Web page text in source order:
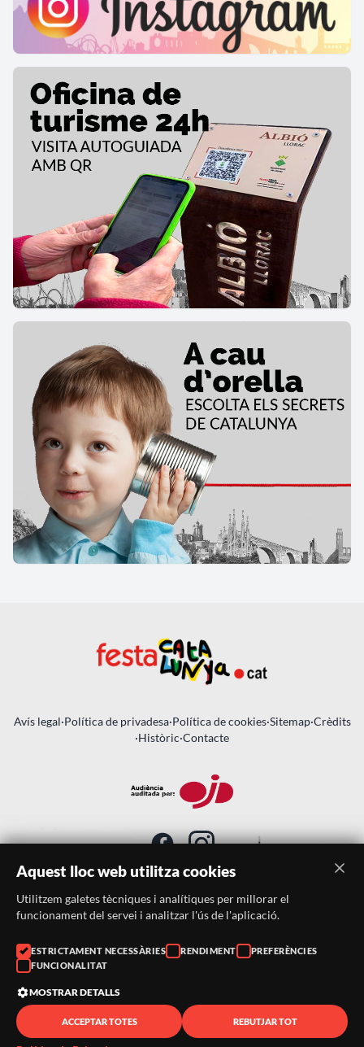
Avís legal·Política de privadesa·Política de cookies·Sitemap·Crèdits
·Històric·Contacte
SUBSCRIU-TE AL BUTLLETÍ
Telèfon:
938046359
Correu:
© 2026 ·FestaCatalunya
— Tots els drets reservats · Web
desenvolupada amb ❤️ perCompsaOnline
Aquest lloc web utilitza cookies
Utilitzem galetes tècniques i analítiques per millorar el
funcionament del servei i analitzar l'ús de l'aplicació.
ESTRICTAMENT NECESSÀRIES RENDIMENT
PREFERÈNCIES
FUNCIONALITAT
MOSTRAR DETALLS
ACCEPTAR TOTES REBUTJAR TOT